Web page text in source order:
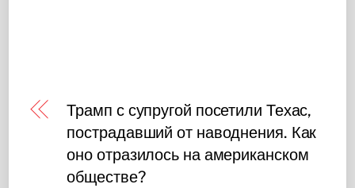
Трамп с супругой посетили Техас,
пострадавший от наводнения. Как
оно отразилось на американском
обществе?